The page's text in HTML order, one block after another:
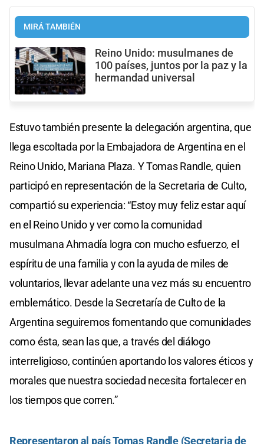
MIRÁ TAMBIÉN
Reino Unido: musulmanes de
100 países, juntos por la paz y la
hermandad universal
Estuvo también presente la delegación argentina, que
llega escoltada por la Embajadora de Argentina en el
Reino Unido, Mariana Plaza. Y Tomas Randle, quien
participó en representación de la Secretaria de Culto,
compartió su experiencia: “Estoy muy feliz estar aquí
en el Reino Unido y ver como la comunidad
musulmana Ahmadía logra con mucho esfuerzo, el
espíritu de una familia y con la ayuda de miles de
voluntarios, llevar adelante una vez más su encuentro
emblemático. Desde la Secretaría de Culto de la
Argentina seguiremos fomentando que comunidades
como ésta, sean las que, a través del diálogo
interreligioso, continúen aportando los valores éticos y
morales que nuestra sociedad necesita fortalecer en
los tiempos que corren.”
Representaron al país Tomas Randle (Secretaria de